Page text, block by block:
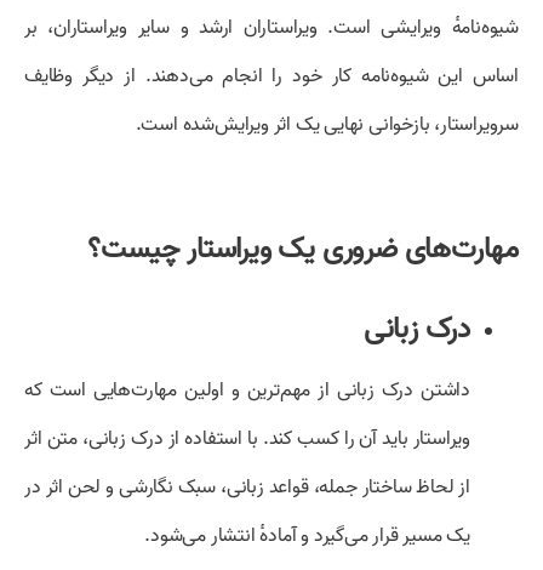
شیوه‌نامهٔ ویرایشی است. ویراستاران ارشد و سایر ویراستاران، بر
اساس این شیوه‌نامه کار خود را انجام می‌دهند. از دیگر وظایف
سرویراستار، بازخوانی نهایی یک اثر ویرایش‌شده است.
مهارت‌های ضروری یک ویراستار چیست؟
درک زبانی
داشتن درک زبانی از مهم‌ترین و اولین مهارت‌هایی است که
ویراستار باید آن را کسب کند. با استفاده از درک زبانی، متن اثر
از لحاظ ساختار جمله، قواعد زبانی، سبک نگارشی و لحن اثر در
یک مسیر قرار می‌گیرد و آمادهٔ انتشار می‌شود.